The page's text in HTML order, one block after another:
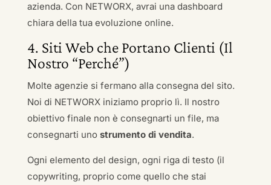
azienda. Con NETWORX, avrai una dashboard
chiara della tua evoluzione online.
4. Siti Web che Portano Clienti (Il
Nostro “Perché”)
Molte agenzie si fermano alla consegna del sito.
Noi di NETWORX iniziamo proprio lì. Il nostro
obiettivo finale non è consegnarti un file, ma
consegnarti uno strumento di vendita.
Ogni elemento del design, ogni riga di testo (il
copywriting, proprio come quello che stai